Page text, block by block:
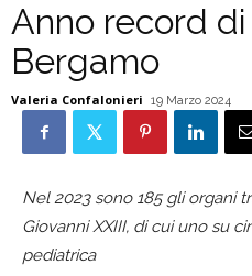
Anno record
Bergamo
Valeria Confalonieri 19 Marzo 2024
Nel 2023 sono 185 gli organi
Giovanni XXIII, di cui uno su
pediatrica